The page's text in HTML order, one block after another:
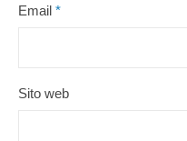
Email *
Sito web